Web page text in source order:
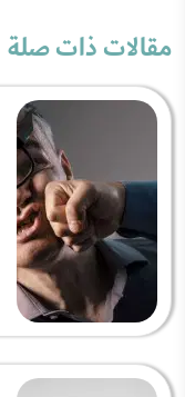
مقالات ذات صلة